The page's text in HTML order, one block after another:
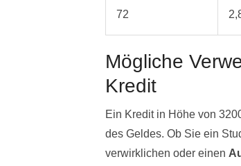
72
Mögliche
Kredit
Ein Kredit in Höhe von
des Geldes. Ob Sie ein
verwirklichen oder einen